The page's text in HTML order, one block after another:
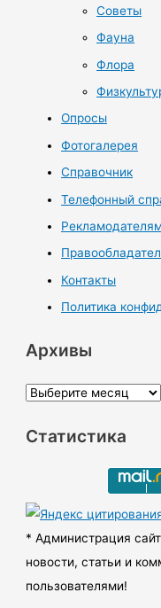
Советы
Фауна
Флора
Опросы
Фотогалерея
Справочник
Телефонный
Контакты
Политика
Архивы
А
х
ы
Статистика
* Администрация
новости, статьи и
пользователями!